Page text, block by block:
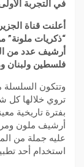
في التجربة
أعلنت قناة
“ذكريات ملونة”
أرشيف عدد من
فلسطين ولبنان
تروي خلالها كل
بفترة تاريخية
أرشيف ملون
عليه جملة من
استخدام أحد